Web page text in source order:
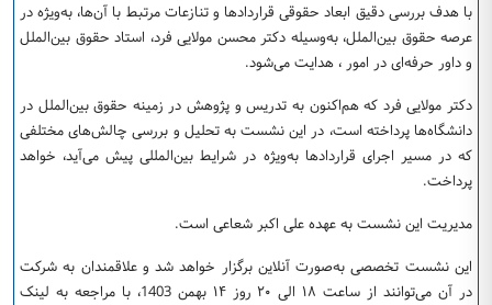
با هدف بررسی دقیق ابعاد حقوقی قراردادها و تنازعات مرتبط با آن‌ها، به‌ویژه در
عرصه حقوق بین‌الملل، به‌وسیله دکتر محسن مولایی فرد، استاد حقوق بین‌الملل
و داور حرفه‌ای در امور ، هدایت می‌شود.
دکتر مولایی فرد که هم‌اکنون به تدریس و پژوهش در زمینه حقوق بین‌الملل در
دانشگاه‌ها پرداخته است، در این نشست به تحلیل و بررسی چالش‌های مختلفی
که در مسیر اجرای قراردادها به‌ویژه در شرایط بین‌المللی پیش می‌آید، خواهد
پرداخت.
مدیریت این نشست به عهده علی اکبر شعاعی است.
این نشست تخصصی به‌صورت آنلاین برگزار خواهد شد و علاقمندان به شرکت
در آن می‌توانند از ساعت ۱۸ الی ۲۰ روز ۱۴ بهمن 1403، با مراجعه به لینک